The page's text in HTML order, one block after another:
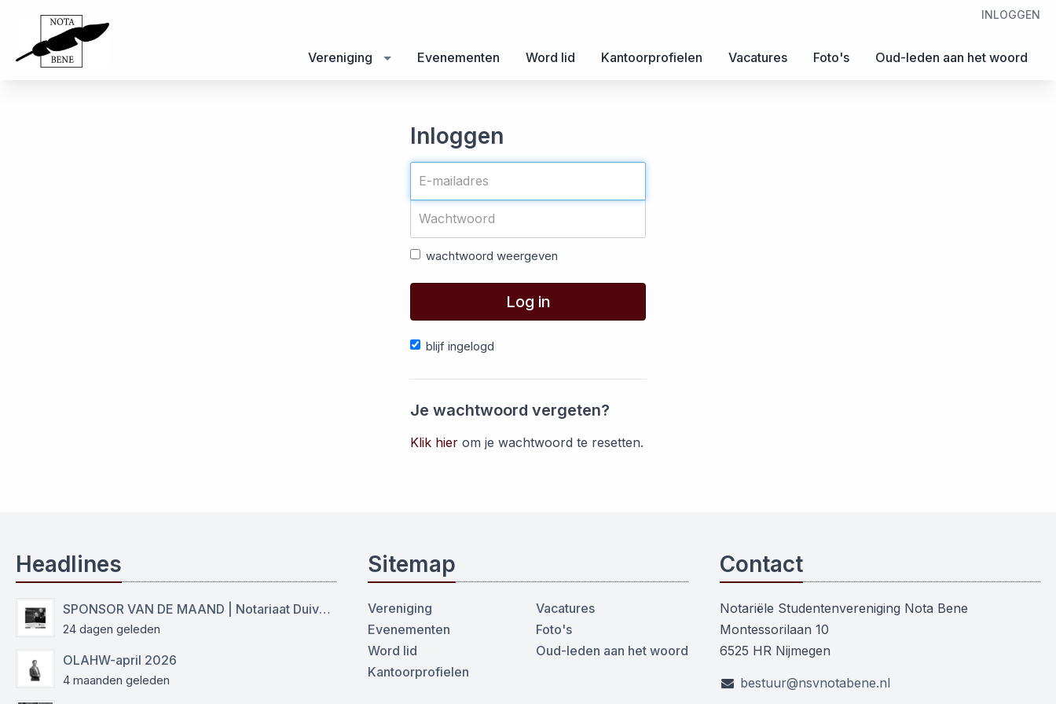
INLOGGEN
Vereniging Evenementen Word lid Kantoorprofielen Vacatures Foto's Oud-leden aan het woord
Inloggen
wachtwoord weergeven
Log in
blijf ingelogd
Je wachtwoord vergeten?
Klik hier om je wachtwoord te resetten.
Headlines
SPONSOR VAN DE MAAND | Notariaat Duiven Westervoort
24 dagen geleden
OLAHW-april 2026
4 maanden geleden
Sitemap
Vereniging
Evenementen
Word lid
Kantoorprofielen
Vacatures
Foto's
Oud-leden aan het woord
Contact
Notariële Studentenvereniging Nota Bene
Montessorilaan 10
6525 HR Nijmegen
bestuur@nsvnotabene.nl